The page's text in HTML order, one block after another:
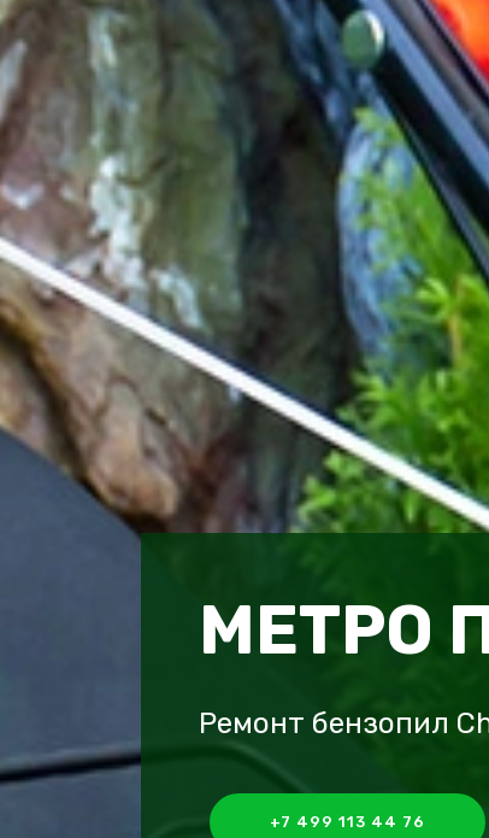
МЕТРО
Ремонт бензопил
+7 499 113 44 76